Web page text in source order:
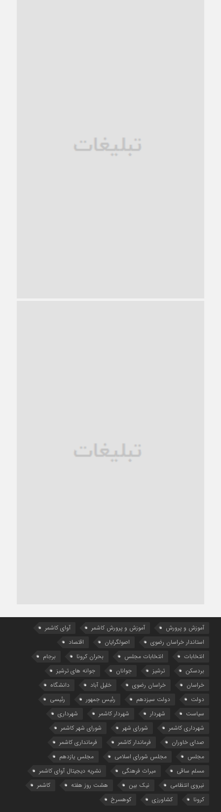
آموزش و پرورش آموزش و پرورش کاشمر
آوای کاشمر
استاندار خراسان رضوی
اصولگرایان
اقتصاد
انتخابات
انتخابات مجلس بحران کرونا
برجام
بردسکن
ترشیز جوانان
جوانه های ترشیز
خراسان
خراسان رضوی خلیل آباد
دانشگاه
دولت
دولت سیزدهم رئیس جمهور
رئیسی
سیاست
شهردار شهردار کاشمر
شهرداری
شهرداری کاشمر
شورای شهر
شورای شهر کاشمر
صدای خاوران
فرماندار کاشمر
فرمانداری کاشمر
مجلس
مجلس شورای اسلامی
مجلس یازدهم
مسلم ساقی
میراث فرهنگی
نشریه دیجیتال آوای کاشمر
نیروی انتظامی
نیک بین هشت روز هفته
کاشمر
کرونا
کشاورزی کوهسرخ